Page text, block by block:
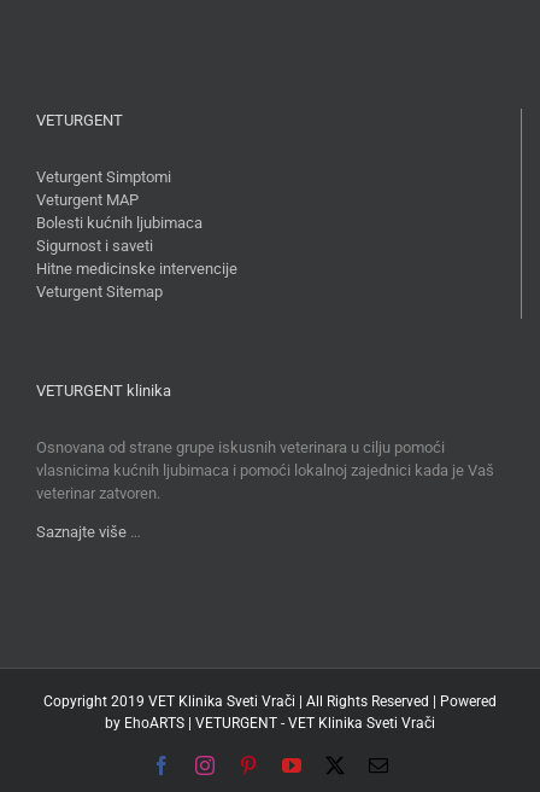
VETURGENT
Veturgent Simptomi
Veturgent MAP
Bolesti kućnih ljubimaca
Sigurnost i saveti
Hitne medicinske intervencije
Veturgent Sitemap
VETURGENT klinika
Osnovana od strane grupe iskusnih veterinara u cilju pomoći
vlasnicima kućnih ljubimaca i pomoći lokalnoj zajednici kada je Vaš
veterinar zatvoren.
Saznajte više …
Copyright 2019 VET Klinika Sveti Vrači | All Rights Reserved | Powered
by EhoARTS | VETURGENT - VET Klinika Sveti Vrači
FacebookInstagramPinterestYouTube Email